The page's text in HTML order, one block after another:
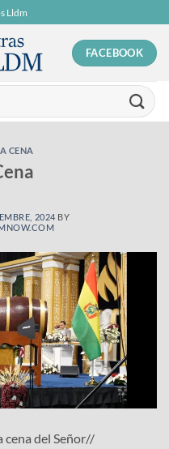
Lldm
FACEBOOK
CENA
2024 BY
cena del Señor//